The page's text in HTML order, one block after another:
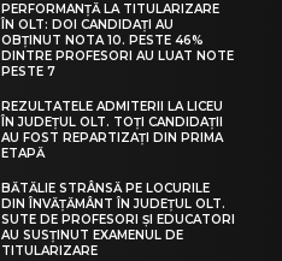
PERFORMANȚĂ LA TITULARIZARE
ÎN OLT: DOI CANDIDAȚI AU
OBȚINUT NOTA 10. PESTE 46%
DINTRE PROFESORI AU LUAT NOTE
PESTE 7
REZULTATELE ADMITERII LA LICEU
ÎN JUDEȚUL OLT. TOȚI CANDIDAȚII
AU FOST REPARTIZAȚI DIN PRIMA
ETAPĂ
BĂTĂLIE STRÂNSĂ PE LOCURILE
DIN ÎNVĂȚĂMÂNT ÎN JUDEȚUL OLT.
SUTE DE PROFESORI ȘI EDUCATORI
AU SUSȚINUT EXAMENUL DE
TITULARIZARE